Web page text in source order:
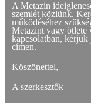
A Metazin
szemlét közlünk.
működéséhez
Metazint vagy ötlete
kapcsolatban, kérjük
címen.
Köszönettel,
A szerkesztők